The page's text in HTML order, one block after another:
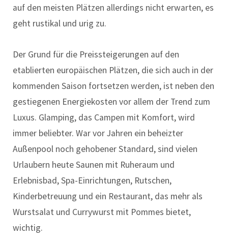
auf den meisten Plätzen allerdings nicht erwarten, es
geht rustikal und urig zu.
Der Grund für die Preissteigerungen auf den
etablierten europäischen Plätzen, die sich auch in der
kommenden Saison fortsetzen werden, ist neben den
gestiegenen Energiekosten vor allem der Trend zum
Luxus. Glamping, das Campen mit Komfort, wird
immer beliebter. War vor Jahren ein beheizter
Außenpool noch gehobener Standard, sind vielen
Urlaubern heute Saunen mit Ruheraum und
Erlebnisbad, Spa-Einrichtungen, Rutschen,
Kinderbetreuung und ein Restaurant, das mehr als
Wurstsalat und Currywurst mit Pommes bietet,
wichtig.